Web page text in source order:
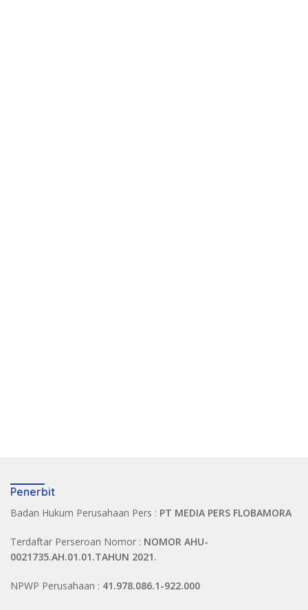
Penerbit
Badan Hukum Perusahaan Pers : PT MEDIA PERS FLOBAMORA
Terdaftar Perseroan Nomor : NOMOR AHU-
0021735.AH.01.01.TAHUN 2021.
NPWP Perusahaan : 41.978.086.1-922.000